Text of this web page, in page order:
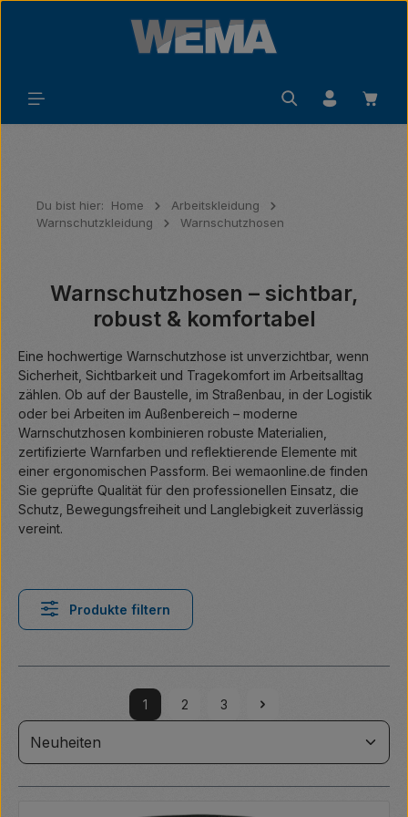
Zum Hauptinhalt springen
Du bist hier: Home
Arbeitskleidung
Warnschutzkleidung
Warnschutzhosen
Warnschutzhosen – sichtbar,
robust & komfortabel
Eine hochwertige Warnschutzhose ist unverzichtbar, wenn
Sicherheit, Sichtbarkeit und Tragekomfort im Arbeitsalltag
zählen. Ob auf der Baustelle, im Straßenbau, in der Logistik
oder bei Arbeiten im Außenbereich – moderne
Warnschutzhosen kombinieren robuste Materialien,
zertifizierte Warnfarben und reflektierende Elemente mit
einer ergonomischen Passform. Bei wemaonline.de finden
Sie geprüfte Qualität für den professionellen Einsatz, die
Schutz, Bewegungsfreiheit und Langlebigkeit zuverlässig
vereint.
Produkte filtern
Seite
1
Seite
2
Seite
3